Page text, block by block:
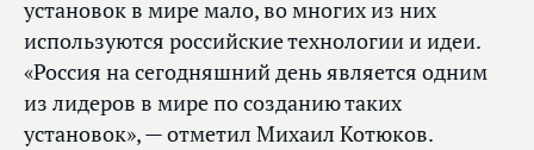
установок в мире мало, во многих из них
используются российские технологии и идеи.
«Россия на сегодняшний день является одним
из лидеров в мире по созданию таких
установок», — отметил Михаил Котюков.